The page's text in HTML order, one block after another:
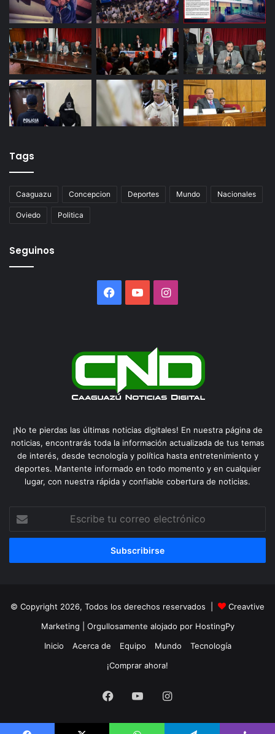
Tags
Caaguazu Concepcion Deportes Mundo Nacionales
Oviedo Politica
Seguinos
Facebook
YouTubeInstagram
¡No te pierdas las últimas noticias digitales! En nuestra página de
noticias, encontrarás toda la información actualizada de tus temas
de interés, desde tecnología y política hasta entretenimiento y
deportes. Mantente informado en todo momento y en cualquier
lugar, con nuestra rápida y confiable cobertura de noticias.
correo
© Copyright 2026, Todos los derechos reservados |
Creavtive
Marketing | Orgullosamente alojado por HostingPy
Inicio
Acerca de Equipo Mundo
Tecnología
¡Comprar ahora!
Facebook
YouTubeInstagram